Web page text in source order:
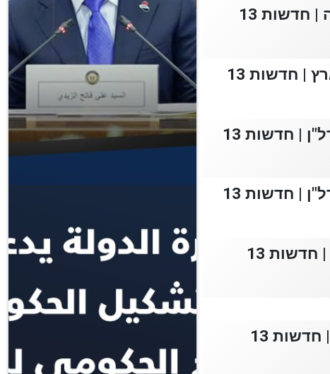
13
חדשות 13
| חדשות 13
| חדשות 13
13